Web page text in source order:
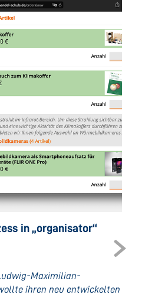
in „organisator“
Maximilian-
ihren neu entwickelten